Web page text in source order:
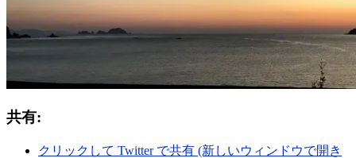
共有:
クリックして Twitter で共有 (新しいウィンドウで開き